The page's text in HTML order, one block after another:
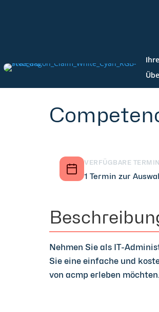
VERFÜGBARE
1 Termin zur
Nehmen Sie als IT-
Sie eine einfache und
von acmp erleben möchten.